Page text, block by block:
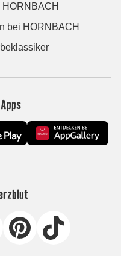
HORNBACH
bei HORNBACH